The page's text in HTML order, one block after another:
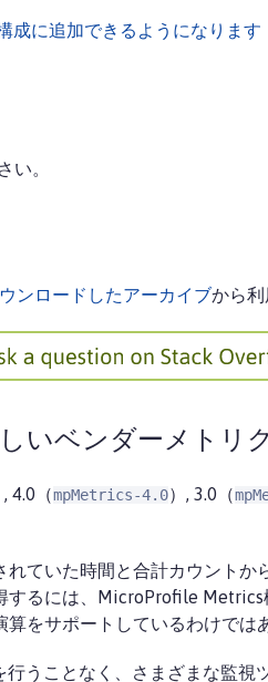
成に追加できるようになります
い。
ンロードしたアーカイブから利
しいベンダーメトリ
, 4.0（mpMetrics-4.0）, 3.0（
ていた時間と合計カウント
るには、MicroProfile
をサポートしているわけでは
うことなく、さまざまな監視